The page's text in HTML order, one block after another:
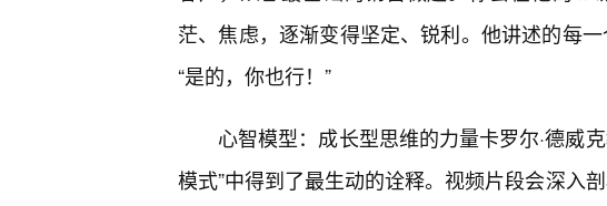
茫、焦虑，逐渐变得坚定、锐利。他讲述的每
“是的，你也行！”
心智模型：成长型思维的力量卡罗尔·德威
模式”中得到了最生动的诠释。视频片段会深入